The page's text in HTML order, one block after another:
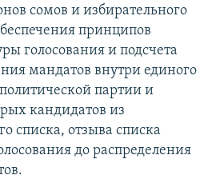
сомов и избирательного
принципов
голосования и подсчета
мандатов внутри единого
партии и
кандидатов из
списка, отзыва списка
до распределения